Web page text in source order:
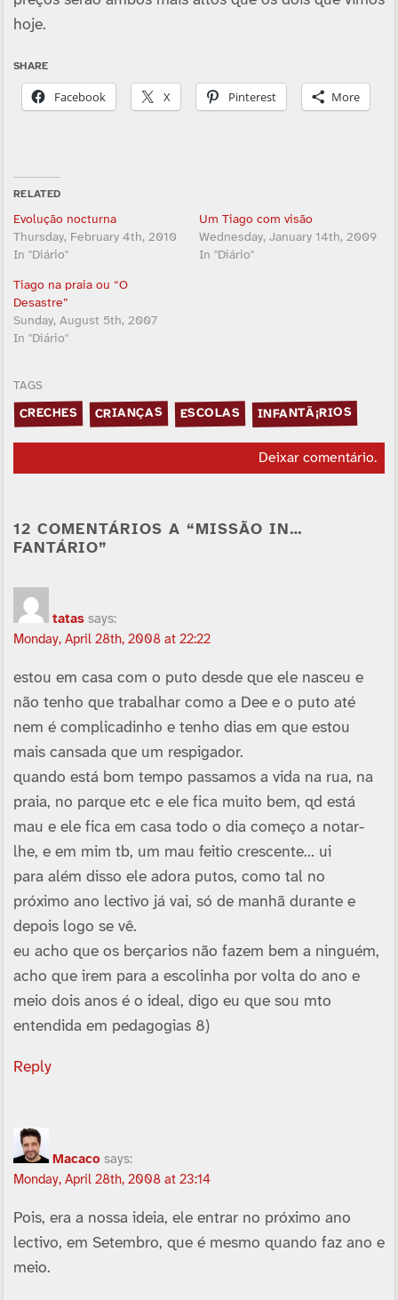
hoje.
SHARE
Facebook X Pinterest More
RELATED
Evolução nocturna
Thursday, February 4th, 2010
In "Diário"
Um Tiago com visão
Wednesday, January 14th, 2009
In "Diário"
Tiago na praia ou “O
Desastre”
Sunday, August 5th, 2007
In "Diário"
TAGS
CRECHES CRIANÇAS ESCOLAS INFANTÃ¡RIOS
Deixar comentário.
12 COMENTÁRIOS A “MISSÃO IN…
FANTÁRIO”
tatas says:
Monday, April 28th, 2008 at 22:22
estou em casa com o puto desde que ele nasceu e
não tenho que trabalhar como a Dee e o puto até
nem é complicadinho e tenho dias em que estou
mais cansada que um respigador.
quando está bom tempo passamos a vida na rua, na
praia, no parque etc e ele fica muito bem, qd está
mau e ele fica em casa todo o dia começo a notar-
lhe, e em mim tb, um mau feitio crescente… ui
para além disso ele adora putos, como tal no
próximo ano lectivo já vai, só de manhã durante e
depois logo se vê.
eu acho que os berçarios não fazem bem a ninguém,
acho que irem para a escolinha por volta do ano e
meio dois anos é o ideal, digo eu que sou mto
entendida em pedagogias 8)
Reply
Macaco says:
Monday, April 28th, 2008 at 23:14
Pois, era a nossa ideia, ele entrar no próximo ano
lectivo, em Setembro, que é mesmo quando faz ano e
meio.